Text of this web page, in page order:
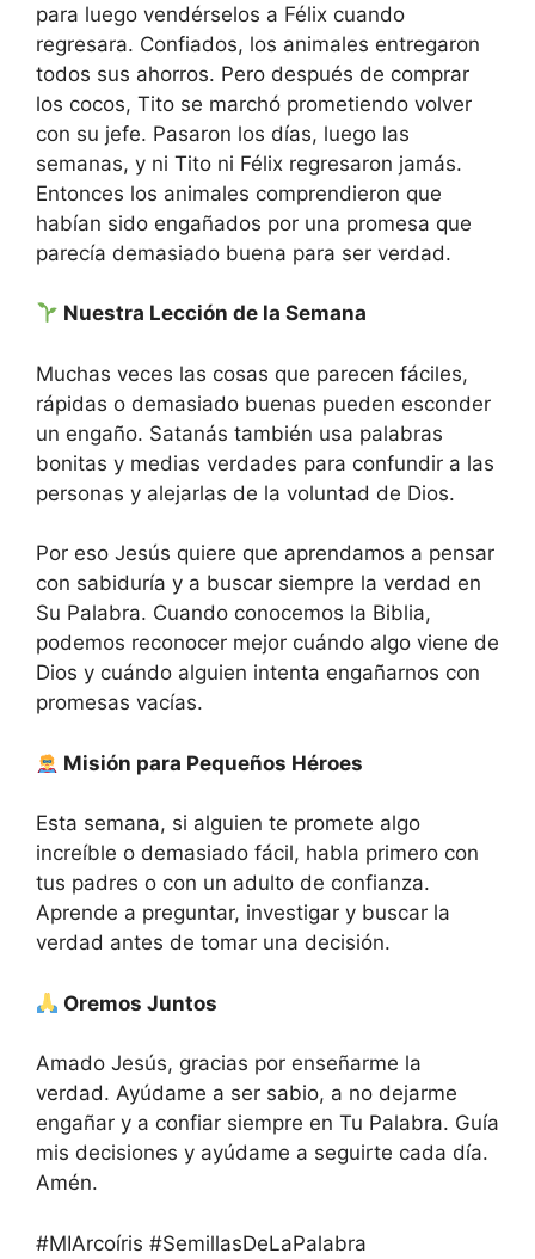
para luego vendérselos a Félix cuando
regresara. Confiados, los animales entregaron
todos sus ahorros. Pero después de comprar
los cocos, Tito se marchó prometiendo volver
con su jefe. Pasaron los días, luego las
semanas, y ni Tito ni Félix regresaron jamás.
Entonces los animales comprendieron que
habían sido engañados por una promesa que
parecía demasiado buena para ser verdad.
Nuestra Lección de la Semana
Muchas veces las cosas que parecen fáciles,
rápidas o demasiado buenas pueden esconder
un engaño. Satanás también usa palabras
bonitas y medias verdades para confundir a las
personas y alejarlas de la voluntad de Dios.
Por eso Jesús quiere que aprendamos a pensar
con sabiduría y a buscar siempre la verdad en
Su Palabra. Cuando conocemos la Biblia,
podemos reconocer mejor cuándo algo viene de
Dios y cuándo alguien intenta engañarnos con
promesas vacías.
Misión para Pequeños Héroes
Esta semana, si alguien te promete algo
increíble o demasiado fácil, habla primero con
tus padres o con un adulto de confianza.
Aprende a preguntar, investigar y buscar la
verdad antes de tomar una decisión.
Oremos Juntos
Amado Jesús, gracias por enseñarme la
verdad. Ayúdame a ser sabio, a no dejarme
engañar y a confiar siempre en Tu Palabra. Guía
mis decisiones y ayúdame a seguirte cada día.
Amén.
#MIArcoíris #SemillasDeLaPalabra